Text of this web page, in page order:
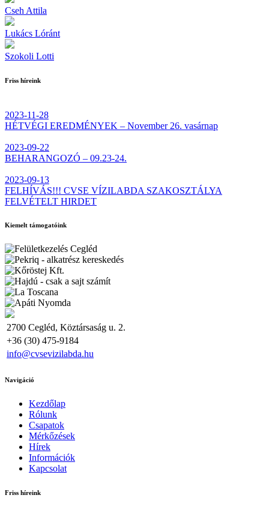
Cseh Attila
Lukács Lóránt
Szokoli Lotti
Friss híreink
2023-11-28
HÉTVÉGI EREDMÉNYEK – November 26. vasárnap
2023-09-22
BEHARANGOZÓ – 09.23-24.
2023-09-13
FELHÍVÁS!!! CVSE VÍZILABDA SZAKOSZTÁLYA
FELVÉTELT HIRDET
Kiemelt támogatóink
2700 Cegléd, Köztársaság u. 2.
+36 (30) 475-9184
info@cvsevizilabda.hu
Navigáció
Kezdőlap
Rólunk
Csapatok
Mérkőzések
Hírek
Információk
Kapcsolat
Friss híreink